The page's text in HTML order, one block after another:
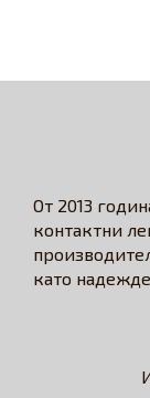
От 2013
контактни
като
решение за
Достъпни